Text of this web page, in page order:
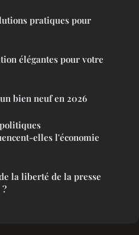
pratiques pour
élégantes pour votre
bien neuf en 2026
elles l'économie
la liberté de la presse